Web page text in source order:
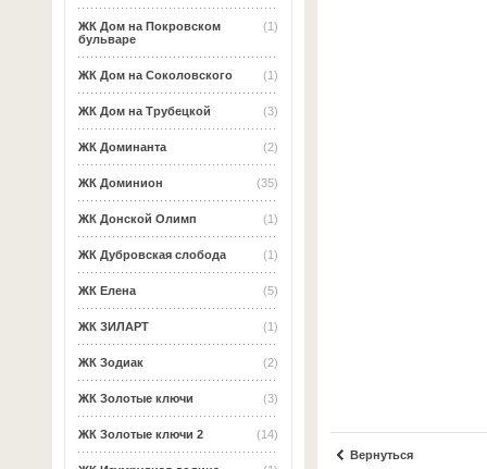
(1)
ЖК Дом на Покровском
бульваре
(1)
ЖК Дом на Соколовского
(3)
ЖК Дом на Трубецкой
(2)
ЖК Доминанта
(35)
ЖК Доминион
(1)
ЖК Донской Олимп
(1)
ЖК Дубровская слобода
(5)
ЖК Елена
(1)
ЖК ЗИЛАРТ
(2)
ЖК Зодиак
(3)
ЖК Золотые ключи
(14)
ЖК Золотые ключи 2
Вернуться